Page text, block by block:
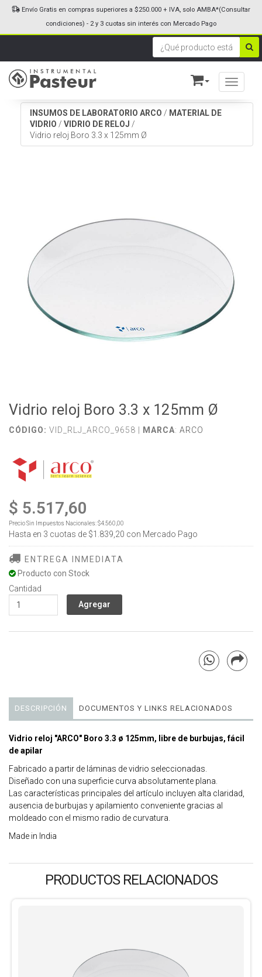
Toggle
Envío Gratis en compras superiores a $250.000 + IVA, solo AMBA*(Consultar
condiciones) - 2 y 3 cuotas sin interés con Mercado Pago
INSUMOS DE LABORATORIO ARCO / MATERIAL DE
VIDRIO / VIDRIO DE RELOJ /
Vidrio reloj Boro 3.3 x 125mm Ø
Vidrio reloj Boro 3.3 x 125mm Ø
CÓDIGO: VID_RLJ_ARCO_9658 | MARCA: ARCO
$ 5.517,60
Precio Sin Impuestos Nacionales:$4.560,00
Hasta en 3 cuotas de $1.839,20 con Mercado Pago
ENTREGA INMEDIATA
Producto con Stock
Cantidad
DESCRIPCIÓN DOCUMENTOS Y LINKS RELACIONADOS
Vidrio reloj "ARCO" Boro 3.3 ø 125mm, libre de burbujas, fácil
de apilar
Fabricado a partir de láminas de vidrio seleccionadas.
Diseñado con una superficie curva absolutamente plana.
Las características principales del artículo incluyen alta claridad,
ausencia de burbujas y apilamiento conveniente gracias al
moldeado con el mismo radio de curvatura.
Made in India
PRODUCTOS RELACIONADOS